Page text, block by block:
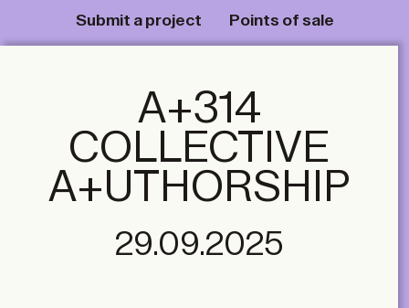
Submit a project
Points of sale
A+314
COLLECTIVE
A+UTHORSHIP
29.09.2025